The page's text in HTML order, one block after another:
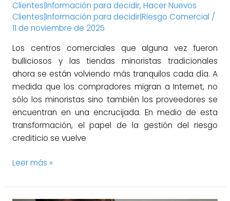
Clientes|Información para decidir, Hacer Nuevos
Clientes|Información para decidir|Riesgo Comercial /
11 de noviembre de 2025
Los centros comerciales que alguna vez fueron
bulliciosos y las tiendas minoristas tradicionales
ahora se están volviendo más tranquilos cada día. A
medida que los compradores migran a Internet, no
sólo los minoristas sino también los proveedores se
encuentran en una encrucijada. En medio de esta
transformación, el papel de la gestión del riesgo
crediticio se vuelve
Leer más »